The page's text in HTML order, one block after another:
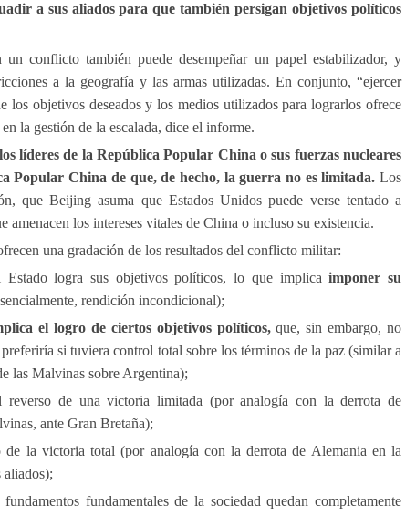
a sus aliados para que también persigan objetivos políticos
conflicto también puede desempeñar un papel estabilizador, y
a la geografía y las armas utilizadas. En conjunto, “ejercer
los objetivos deseados y los medios utilizados para lograrlos ofrece
la gestión de la escalada, dice el informe.
líderes de la República Popular China o sus fuerzas nucleares
Popular China de que, de hecho, la guerra no es limitada. Los
que Beijing asuma que Estados Unidos puede verse tentado a
amenacen los intereses vitales de China o incluso su existencia.
una gradación de los resultados del conflicto militar:
Estado logra sus objetivos políticos, lo que implicaimponer su
rendición incondicional);
el logro de ciertos objetivos políticos,que, sin embargo, no
si tuviera control total sobre los términos de la paz (similar a
las Malvinas sobre Argentina);
reverso de una victoria limitada (por analogía con la derrota de
ante Gran Bretaña);
la victoria total (por analogía con la derrota de Alemania en la
aliados);
fundamentales de la sociedad quedan completamente